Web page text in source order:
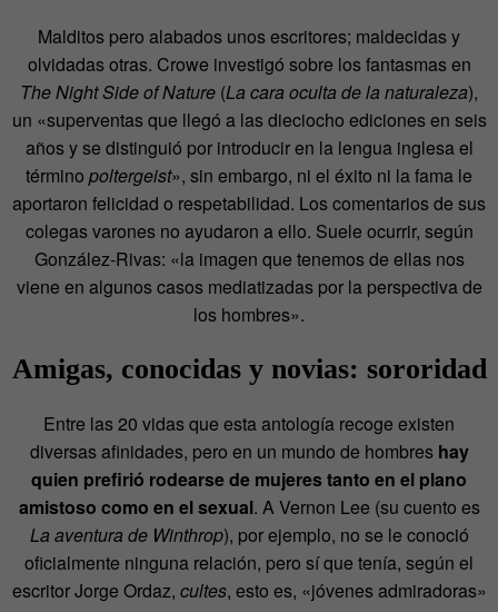
Malditos pero alabados unos escritores; maldecidas y
olvidadas otras. Crowe investigó sobre los fantasmas en
The Night Side of Nature (La cara oculta de la naturaleza),
un «superventas que llegó a las dieciocho ediciones en seis
años y se distinguió por introducir en la lengua inglesa el
término poltergeist», sin embargo, ni el éxito ni la fama le
aportaron felicidad o respetabilidad. Los comentarios de sus
colegas varones no ayudaron a ello. Suele ocurrir, según
González-Rivas: «la imagen que tenemos de ellas nos
viene en algunos casos mediatizadas por la perspectiva de
los hombres».
Amigas, conocidas y novias: sororidad
Entre las 20 vidas que esta antología recoge existen
diversas afinidades, pero en un mundo de hombres hay
quien prefirió rodearse de mujeres tanto en el plano
amistoso como en el sexual. A Vernon Lee (su cuento es
La aventura de Winthrop), por ejemplo, no se le conoció
oficialmente ninguna relación, pero sí que tenía, según el
escritor Jorge Ordaz, cultes, esto es, «jóvenes admiradoras»